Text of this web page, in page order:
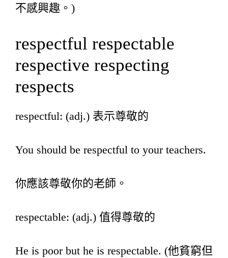
不感興趣。)
respectful respectable
respective respecting
respects
respectful: (adj.) 表示尊敬的
You should be respectful to your teachers.
你應該尊敬你的老師。
respectable: (adj.) 值得尊敬的
He is poor but he is respectable. (他貧窮但